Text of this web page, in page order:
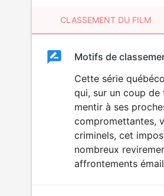
CLASSEMENT DU FILM
ClassementClassement
Motifs de
Cette série
qui, sur un coup de
mentir à ses
compromettantes,
criminels, cet
nombreux
affrontements